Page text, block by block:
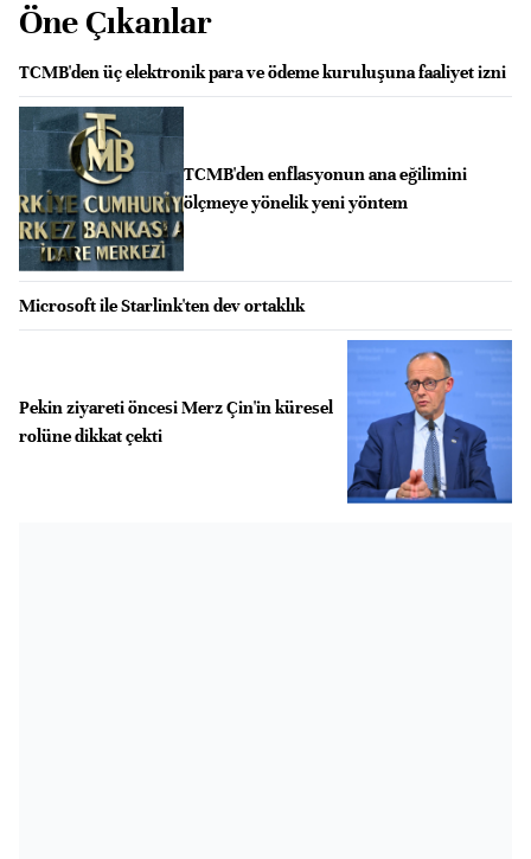
Öne Çıkanlar
TCMB'den üç elektronik para ve ödeme kuruluşuna faaliyet izni
TCMB'den enflasyonun ana eğilimini
ölçmeye yönelik yeni yöntem
Microsoft ile Starlink'ten dev ortaklık
Pekin ziyareti öncesi Merz Çin'in küresel
rolüne dikkat çekti